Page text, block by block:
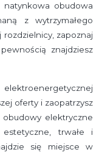
natynkowa obudowa
z wytrzymałego
zapoznaj
znajdziesz
oferty i zaopatrzysz
elektryczne
trwałe i
się miejsce w